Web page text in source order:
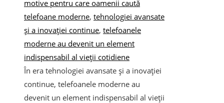
motive pentru care oamenii caută
telefoane moderne, tehnologiei avansate
și a inovației continue, telefoanele
moderne au devenit un element
indispensabil al vieții cotidiene
În era tehnologiei avansate și a inovației
continue, telefoanele moderne au
devenit un element indispensabil al vieții